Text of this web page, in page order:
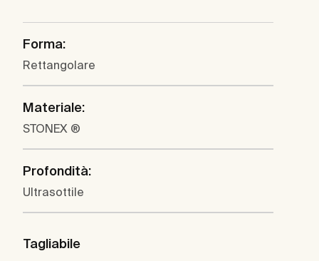
Forma:
Rettangolare
Materiale:
STONEX ®
Profondità:
Ultrasottile
Tagliabile